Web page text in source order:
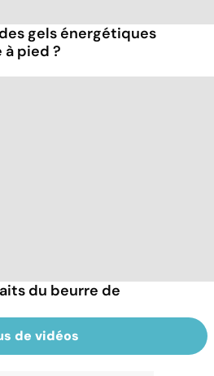
gels énergétiques
pied ?
du beurre de
de vidéos